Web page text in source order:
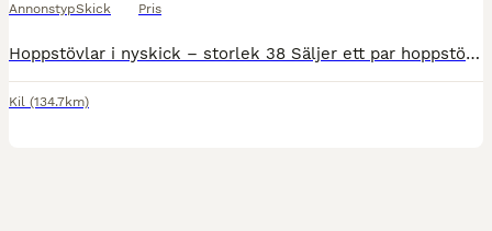
AnnonstypSkick Pris
Hoppstövlar i nyskick – storlek 38 Säljer ett par hoppstövlar i nyskick, endast använda några gånger. Bekväma och stilrena med bra passform. Perfekta för både träning och tävling! Inga skador eller s
Kil (134.7km)